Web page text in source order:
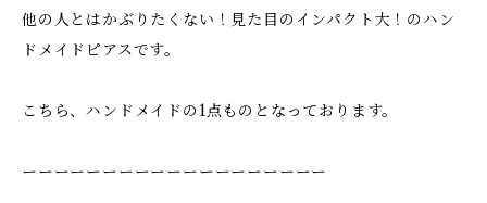
他の人とはかぶりたくない！見た目のインパクト大！のハン
ドメイドピアスです。
こちら、ハンドメイドの1点ものとなっております。
ーーーーーーーーーーーーーーーーーーー